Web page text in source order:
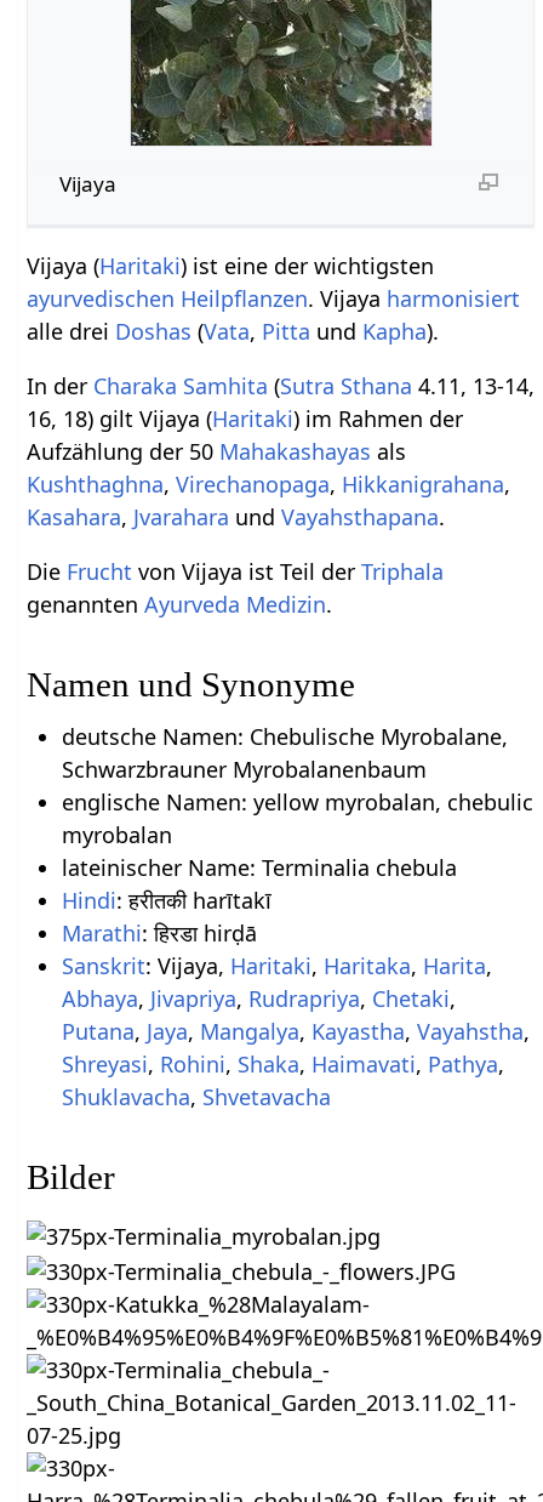
Vijaya
Vijaya (Haritaki) ist eine der wichtigsten
ayurvedischen Heilpflanzen. Vijaya harmonisiert
alle drei Doshas (Vata, Pitta und Kapha).
In der Charaka Samhita (Sutra Sthana 4.11, 13-14,
16, 18) gilt Vijaya (Haritaki) im Rahmen der
Aufzählung der 50 Mahakashayas als
Kushthaghna,Virechanopaga, Hikkanigrahana,
Kasahara, Jvarahara undVayahsthapana.
Die Frucht von Vijaya ist Teil derTriphala
genanntenAyurveda Medizin.
Namen und Synonyme
deutsche Namen: Chebulische Myrobalane,
Schwarzbrauner Myrobalanenbaum
englische Namen: yellow myrobalan, chebulic
myrobalan
lateinischer Name: Terminalia chebula
Hindi: हरीतकी harītakī
Marathi: हिरडा hirḍā
Sanskrit: Vijaya, Haritaki, Haritaka, Harita,
Abhaya, Jivapriya, Rudrapriya, Chetaki,
Putana, Jaya, Mangalya, Kayastha, Vayahstha,
Shreyasi, Rohini, Shaka, Haimavati, Pathya,
Shuklavacha, Shvetavacha
Bilder